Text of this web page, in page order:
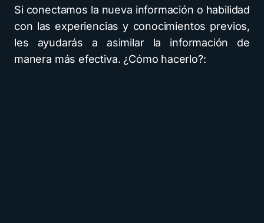
Si conectamos la nueva información o habilidad
con las experiencias y conocimientos previos,
les ayudarás a asimilar la información de
manera más efectiva. ¿Cómo hacerlo?: